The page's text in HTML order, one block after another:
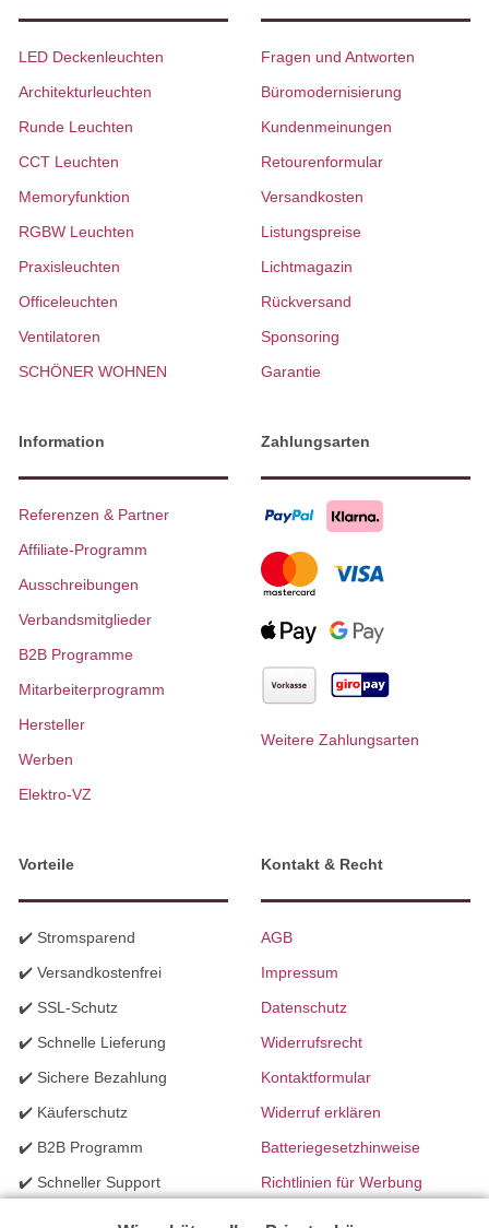
LED Deckenleuchten
Architekturleuchten
Runde Leuchten
CCT Leuchten
Memoryfunktion
RGBW Leuchten
Praxisleuchten
Officeleuchten
Ventilatoren
SCHÖNER WOHNEN
Fragen und Antworten
Büromodernisierung
Kundenmeinungen
Retourenformular
Versandkosten
Listungspreise
Lichtmagazin
Rückversand
Sponsoring
Garantie
Information
Referenzen & Partner
Affiliate-Programm
Ausschreibungen
Verbandsmitglieder
B2B Programme
Mitarbeiterprogramm
Hersteller
Werben
Elektro-VZ
Zahlungsarten
Weitere Zahlungsarten
Vorteile
✔️ Stromsparend
✔️ Versandkostenfrei
✔️ SSL-Schutz
✔️ Schnelle Lieferung
✔️ Sichere Bezahlung
✔️ Käuferschutz
✔️ B2B Programm
✔️ Schneller Support
Kontakt & Recht
AGB
Impressum
Datenschutz
Widerrufsrecht
Kontaktformular
Widerruf erklären
Batteriegesetzhinweise
Richtlinien für Werbung